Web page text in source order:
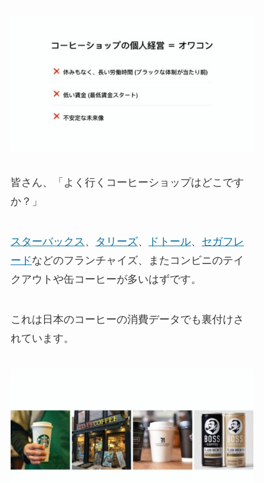
皆さん、「よく行くコーヒーショップはどこです
か？」
スターバックス 、 タリーズ、 ドトール、 セガフレ
ードなどのフランチャイズ、またコンビニのテイ
クアウトや缶コーヒーが多いはずです。
これは日本のコーヒーの消費データでも裏付けさ
れています。